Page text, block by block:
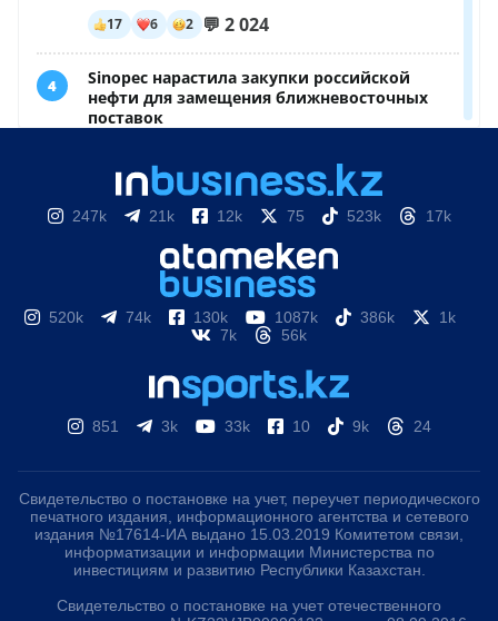
247k 21k 12k 75 523k 17k
520k 74k 130k 1087k 386k
1k
7k
56k
851 3k 33k 10 9k 24
Свидетельство о постановке на учет, переучет периодического
печатного издания, информационного агентства и сетевого
издания №17614-ИА выдано 15.03.2019 Комитетом связи,
информатизации и информации Министерства по
инвестициям и развитию Республики Казахстан.
Свидетельство о постановке на учет отечественного